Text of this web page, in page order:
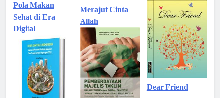
Pola Makan
Sehat di Era
Digital
Merajut Cinta
Allah
Dear Friend